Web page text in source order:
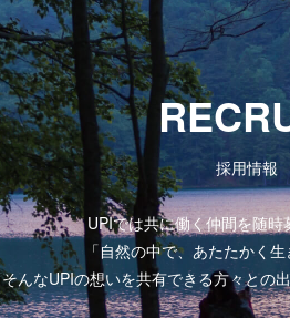
採用情報
UPIでは共に働く仲間を随時
「自然の中で、あたたかく
そんなUPIの想いを共有できる方々との